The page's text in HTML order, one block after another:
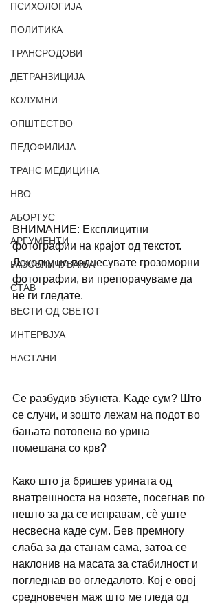
ПСИХОЛОГИЈА
ПОЛИТИКА
ТРАНСРОДОВИ
ДЕТРАНЗИЦИЈА
КОЛУМНИ
ОПШТЕСТВО
ПЕДОФИЛИЈА
ТРАНС МЕДИЦИНА
НВО
АБОРТУС
АРГУМЕНТИ
РАЗОБЛИЧУВАЊА
СТАВ
ВЕСТИ ОД СВЕТОТ
ИНТЕРВЈУА
НАСТАНИ
ВНИМАНИЕ: Експлицитни
фотографии на крајот од текстот.
Доколку не поднесувате грозоморни
фотографии, ви препорачуваме да
не ги гледате.
Се разбудив збунета. Kаде сум? Што
се случи, и зошто лежам на подот во
бањата потопена во урина
помешана со крв?
Како што ја бришев урината од
внатрешноста на нозете, посегнав по
нешто за да се исправам, сѐ уште
несвесна каде сум. Бев премногу
слаба за да станам сама, затоа се
наклонив на масата за стабилност и
погледнав во огледалото. Кој е овој
средновечен маж што ме гледа од